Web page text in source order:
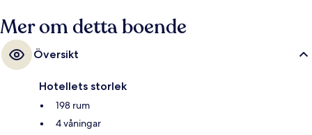
Mer om detta boende
Översikt
Hotellets storlek
198 rum
4 våningar